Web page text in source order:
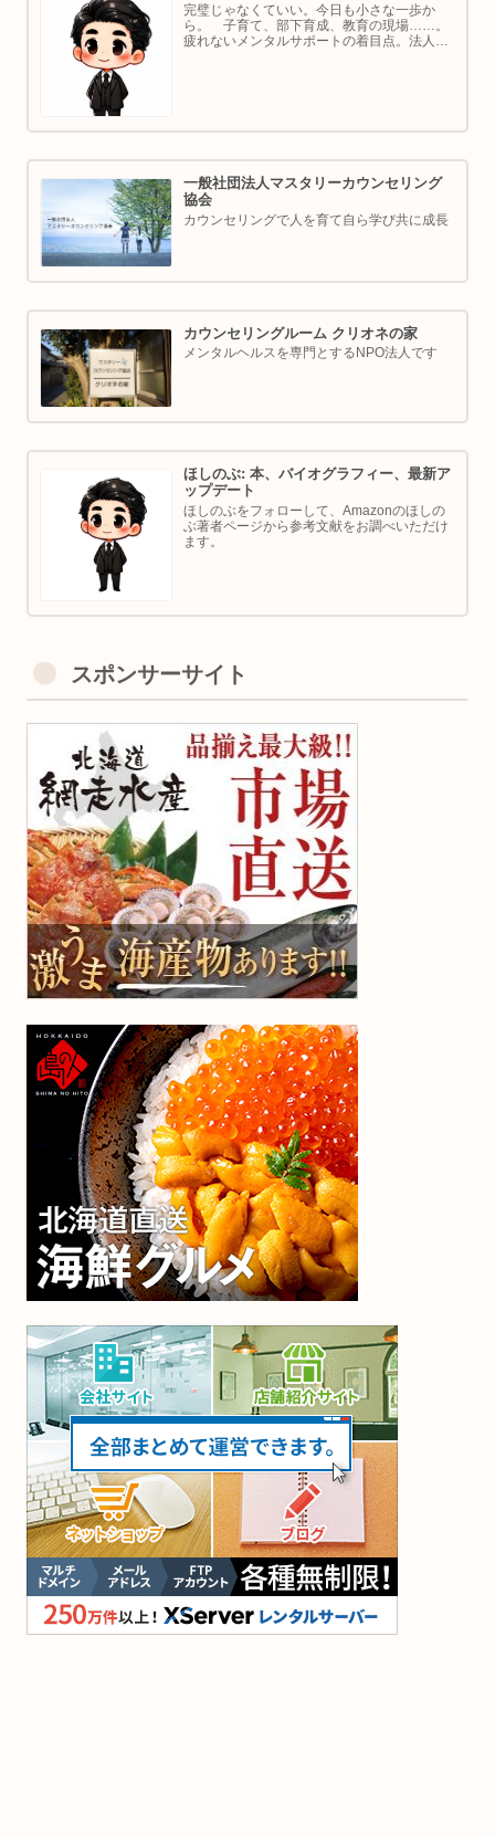
完璧じゃなくていい。今日も小さな一歩か
ら。 子育て、部下育成、教育の現場……。
疲れないメンタルサポートの着目点。法人代
一般社団法人マスタリーカウンセリング
協会
カウンセリングで人を育て自ら学び共に成長
カウンセリングルーム クリオネの家
メンタルヘルスを専門とするNPO法人です
ほしのぶ: 本、バイオグラフィー、最新ア
ップデート
ほしのぶをフォローして、Amazonのほしの
ぶ著者ページから参考文献をお調べいただけ
ます。
スポンサーサイト